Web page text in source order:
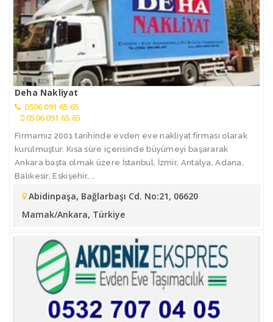
Deha Nakliyat
0506 091 65 65
0506 091 65 65
Firmamız 2001 tarihinde evden eve nakliyat firması olarak
kurulmuştur. Kısa süre içerisinde büyümeyi başararak
Ankara başta olmak üzere İstanbul, İzmir, Antalya, Adana,
Balıkesir, Eskişehir,...
Abidinpaşa, Bağlarbaşı Cd. No:21, 06620
Mamak/Ankara, Türkiye